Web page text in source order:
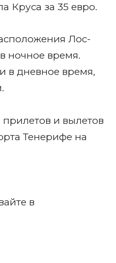
Круса за 35 евро.
Лос-
ночное время.
в дневное время,
и вылетов
Тенерифе на
в